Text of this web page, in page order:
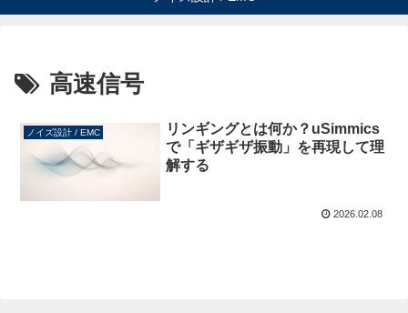
高速信号
ノイズ設計 / EMC
リンギングとは何か？uSimmics
で「ギザギザ振動」を再現して理
解する
2026.02.08